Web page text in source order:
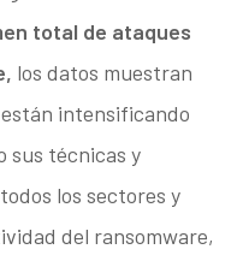
total de ataques
los datos muestran
intensificando
sus técnicas y
los sectores y
del ransomware,